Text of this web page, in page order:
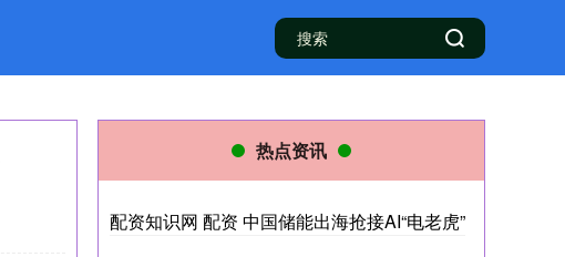
热点资讯
配资知识网 配资 中国储能出海抢接AI“电老虎”